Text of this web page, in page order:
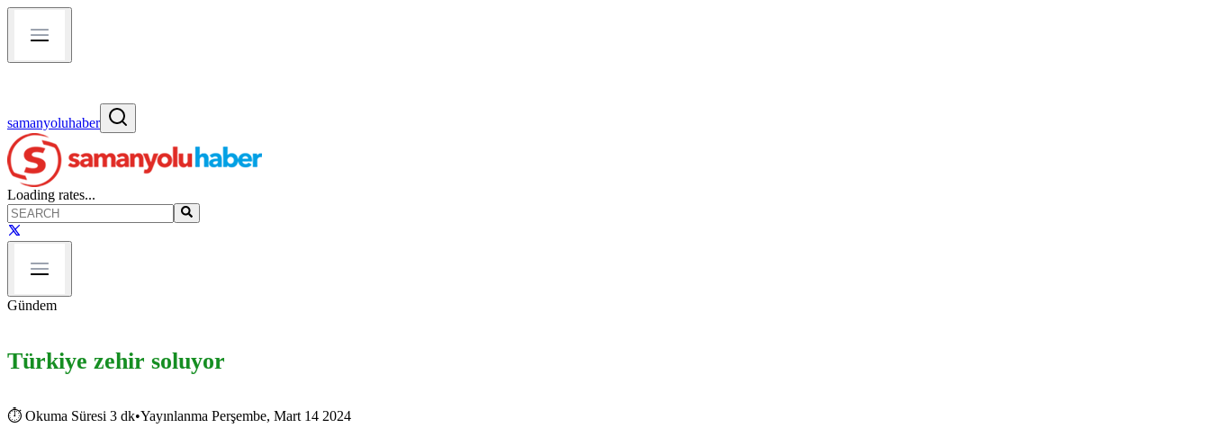
samanyoluhaber
Loading rates...
Gündem
Türkiye zehir soluyor
⏱ Okuma Süresi 3 dk•Yayınlanma Perşembe, Mart 14 2024